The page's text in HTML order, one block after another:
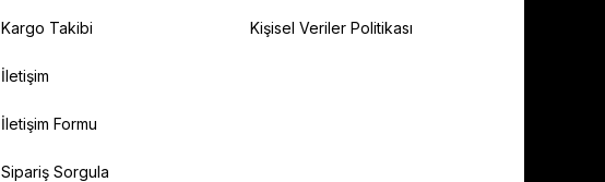
Kargo Takibi
İletişim
İletişim Formu
Sipariş Sorgula
Kişisel Veriler Politikası